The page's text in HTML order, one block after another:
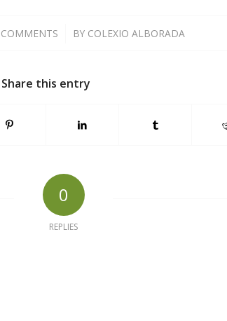
/ BY COLEXIO ALBORADA
Share this entry
0
REPLIES